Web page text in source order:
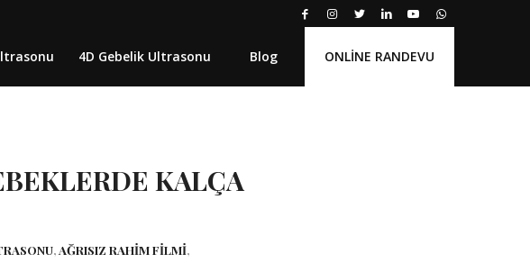
4D Gebelik Ultrasonu Blog ONLİNE RANDEVU
KALÇA
,AĞRISIZ RAHIM FILMI,